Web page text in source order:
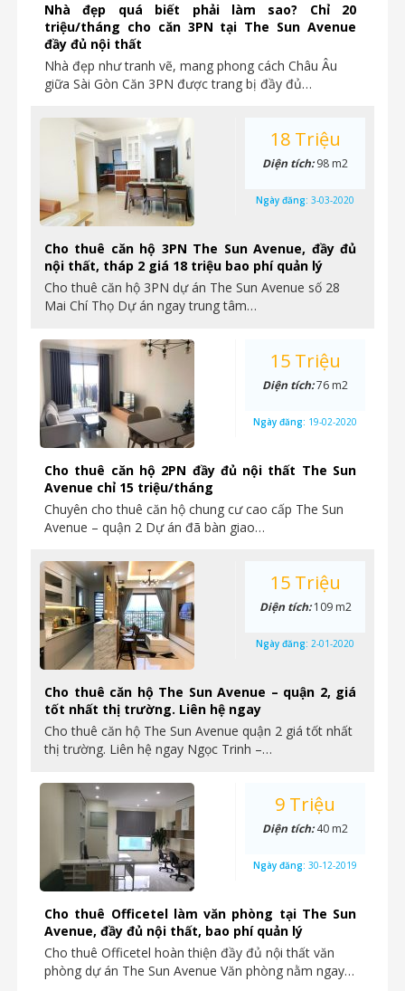
Nhà đẹp quá biết phải làm sao? Chỉ 20
triệu/tháng cho căn 3PN tại The Sun Avenue
đầy đủ nội thất
Nhà đẹp như tranh vẽ, mang phong cách Châu Âu
giữa Sài Gòn Căn 3PN được trang bị đầy đủ…
Cho thuê căn hộ 3PN The Sun Avenue, đầy đủ
nội thất, tháp 2 giá 18 triệu bao phí quản lý
Cho thuê căn hộ 3PN dự án The Sun Avenue số 28
Mai Chí Thọ Dự án ngay trung tâm…
18 Triệu
Diện tích:98 m2
Ngày đăng: 3-03-2020
Cho thuê căn hộ 2PN đầy đủ nội thất The Sun
Avenue chỉ 15 triệu/tháng
Chuyên cho thuê căn hộ chung cư cao cấp The Sun
Avenue – quận 2 Dự án đã bàn giao…
15 Triệu
Diện tích:76 m2
Ngày đăng: 19-02-2020
Cho thuê căn hộ The Sun Avenue – quận 2, giá
tốt nhất thị trường. Liên hệ ngay
Cho thuê căn hộ The Sun Avenue quận 2 giá tốt nhất
thị trường. Liên hệ ngay Ngọc Trinh –…
15 Triệu
Diện tích:109 m2
Ngày đăng: 2-01-2020
Cho thuê Officetel làm văn phòng tại The Sun
Avenue, đầy đủ nội thất, bao phí quản lý
Cho thuê Officetel hoàn thiện đầy đủ nội thất văn
phòng dự án The Sun Avenue Văn phòng nằm ngay…
9 Triệu
Diện tích:40 m2
Ngày đăng: 30-12-2019